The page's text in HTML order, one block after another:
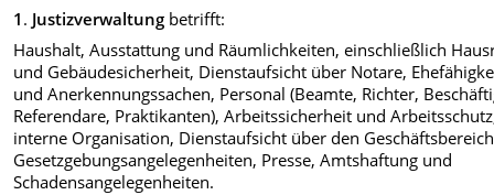
1 . Justizverwaltung betrifft:
Haushalt, Ausstattung und Räumlichkeiten, einschließlich
und Gebäudesicherheit, Dienstaufsicht über Notare,
und Anerkennungssachen, Personal (Beamte, Richter,
Referendare, Praktikanten), Arbeitssicherheit und
interne Organisation, Dienstaufsicht über den
Gesetzgebungsangelegenheiten, Presse, Amtshaftung und
Schadensangelegenheiten.